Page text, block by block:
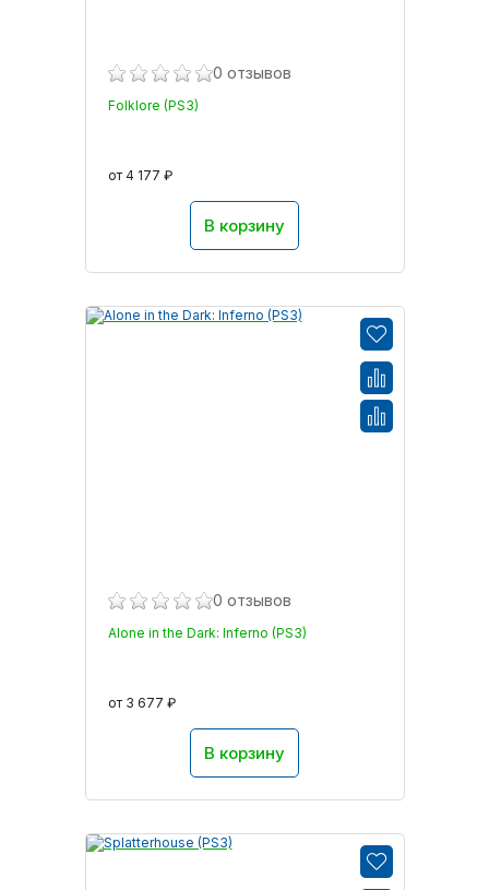
0 отзывов
Folklore (PS3)
от 4 177 ₽
В корзину
0 отзывов
Alone in the Dark: Inferno (PS3)
от 3 677 ₽
В корзину